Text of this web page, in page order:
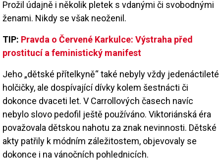
Prožil údajně i několik pletek s vdanými či svobodnými
ženami. Nikdy se však neoženil.
TIP: Pravda o Červené Karkulce: Výstraha před
prostitucí a feministický manifest
Jeho „dětské přítelkyně“ také nebyly vždy jedenáctileté
holčičky, ale dospívající dívky kolem šestnácti či
dokonce dvaceti let. V Carrollových časech navíc
nebylo slovo pedofil ještě používáno. Viktoriánská éra
považovala dětskou nahotu za znak nevinnosti. Dětské
akty patřily k módním záležitostem, objevovaly se
dokonce i na vánočních pohlednicích.